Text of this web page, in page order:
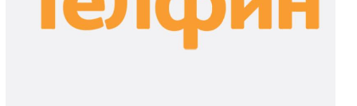
Outsourcing